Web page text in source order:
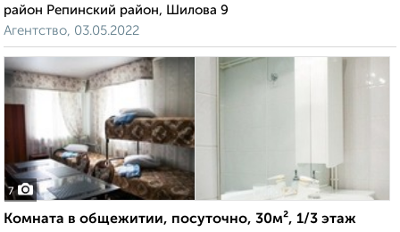
район Репинский район, Шилова 9
Агентство, 03.05.2022
7
Комната в общежитии, посуточно, 30м², 1/3 этаж